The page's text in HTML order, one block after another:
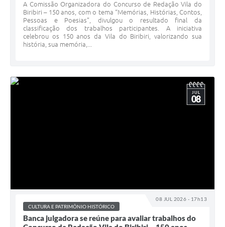
A Comissão Organizadora do Concurso de Redação Vila do
Biribiri – 150 anos, com o tema “Memórias, Histórias, Contos,
Pessoas e Poesias”, divulgou o resultado final da
classificação dos trabalhos participantes. A iniciativa
celebrou os 150 anos da Vila do Biribiri, valorizando sua
história, sua memória,...
08 JUL 2026 - 17h13
JUL
08
CULTURA E PATRIMÔNIO HISTÓRICO
Banca julgadora se reúne para avaliar trabalhos do